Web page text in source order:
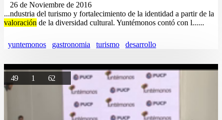
26 de Noviembre de 2016
...ndustria del turismo y fortalecimiento de la identidad a partir de la
valoración de la diversidad cultural. Yuntémonos contó con l......
yuntemonos gastronomia turismo desarrollo
49 1 62